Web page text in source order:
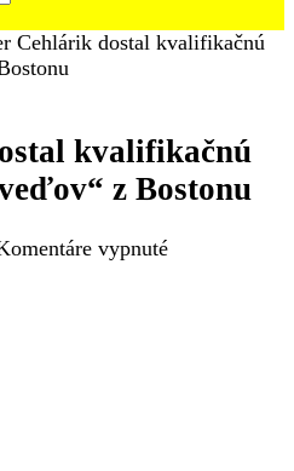
Cehlárik dostal kvalifikačnú
kvalifikačnú
z Bostonu
vypnuténa